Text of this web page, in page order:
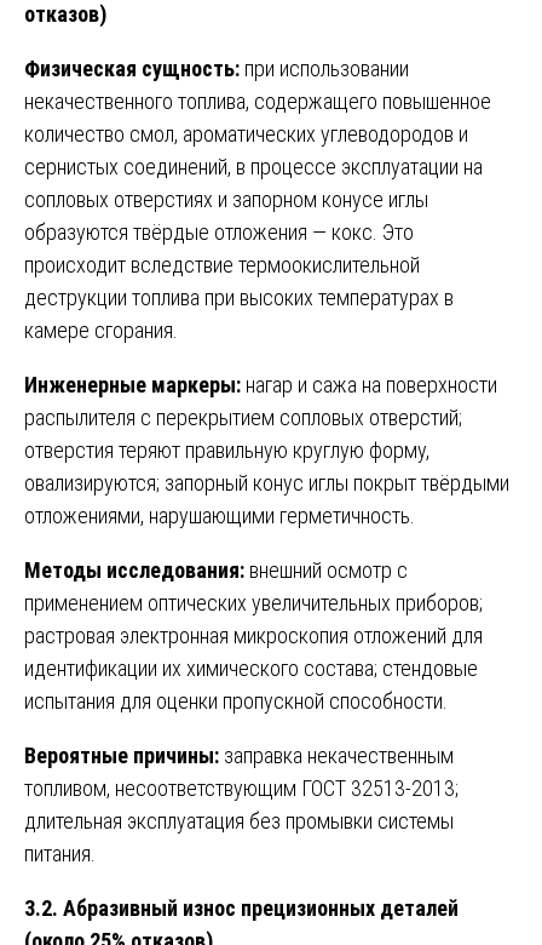
отказов)
Физическая сущность: при использовании
некачественного топлива, содержащего повышенное
количество смол, ароматических углеводородов и
сернистых соединений, в процессе эксплуатации на
сопловых отверстиях и запорном конусе иглы
образуются твёрдые отложения — кокс. Это
происходит вследствие термоокислительной
деструкции топлива при высоких температурах в
камере сгорания.
Инженерные маркеры: нагар и сажа на поверхности
распылителя с перекрытием сопловых отверстий;
отверстия теряют правильную круглую форму,
овализируются; запорный конус иглы покрыт твёрдыми
отложениями, нарушающими герметичность.
Методы исследования: внешний осмотр с
применением оптических увеличительных приборов;
растровая электронная микроскопия отложений для
идентификации их химического состава; стендовые
испытания для оценки пропускной способности.
Вероятные причины: заправка некачественным
топливом, несоответствующим ГОСТ 32513-2013;
длительная эксплуатация без промывки системы
питания.
3.2. Абразивный износ прецизионных деталей